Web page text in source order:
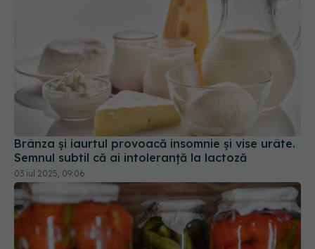
Brânza și iaurtul provoacă insomnie și vise urâte.
Semnul subtil că ai intoleranță la lactoză
03 iul 2025, 09:06